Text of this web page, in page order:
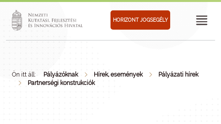
HORIZONT JOGSEGÉLY
Ön itt áll: Pályázóknak Hírek, események
Pályázati hírek
Partnerségi konstrukciók